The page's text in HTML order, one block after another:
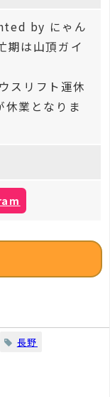
by にゃん
期は山頂ガイ
スリフト運休
休業となりま
長野